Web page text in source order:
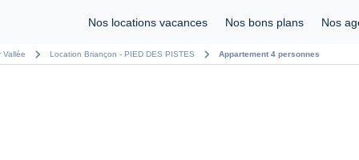
Nos locations vacances Nos bons plans Nos
Vallée chevron_right Location Briançon - PIED DES PISTES chevron_right Appartement 4 personnes